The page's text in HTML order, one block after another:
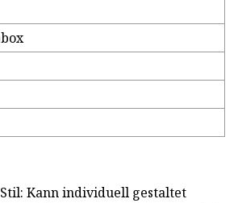
Kann individuell gestaltet